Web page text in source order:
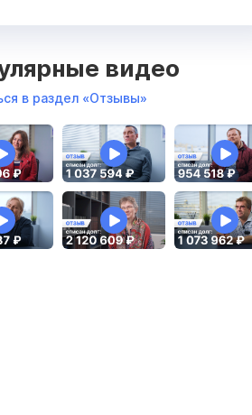
видео
в раздел «Отзывы»